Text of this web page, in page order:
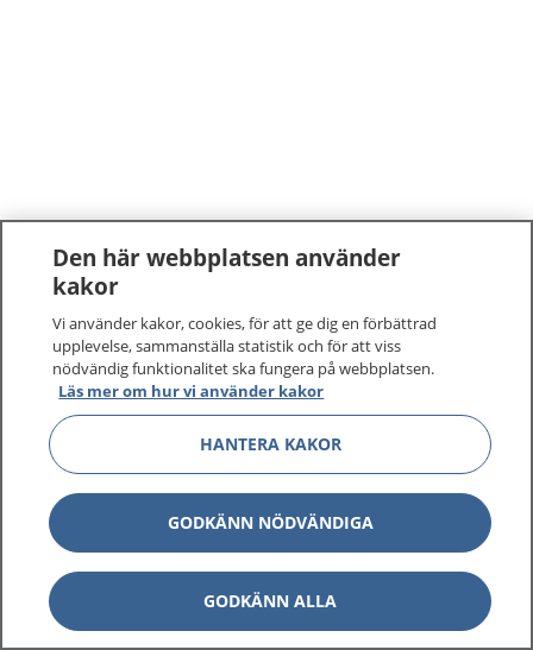
Den här webbplatsen använder
kakor
Vi använder kakor, cookies, för att ge dig en förbättrad
upplevelse, sammanställa statistik och för att viss
nödvändig funktionalitet ska fungera på webbplatsen.
Läs mer om hur vi använder kakor
HANTERA KAKOR
GODKÄNN NÖDVÄNDIGA
GODKÄNN ALLA